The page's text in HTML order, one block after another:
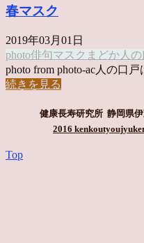
春マスク
2019年03月01日
photo俳句マスク まどか 人の
photo from photo-ac人の口
続きを見る
健康長寿研究所 静岡県
2016
Top